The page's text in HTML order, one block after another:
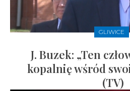
GLIWICE
J. Buzek: „Ten
kopalnię wśród
(TV)